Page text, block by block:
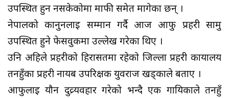
उपस्थित हुन नसकेकोमा माफी समेत मागेका छन् ।
नेपालको कानुनलाई सम्मान गर्दै आज आफु प्रहरी सामु
उपस्थित हुने फेसवुकमा उल्लेख गरेका थिए ।
उनि अहिले प्रहरीको हिरासतमा रहेको जिल्ला प्रहरी कार्यालय
तनहुँका प्रहरी नायब उपरिक्षक युवराज खड्काले बताए ।
आफुलाई यौन दुव्र्यवहार गरेको भन्दै एक गायिकाले तनहुँ